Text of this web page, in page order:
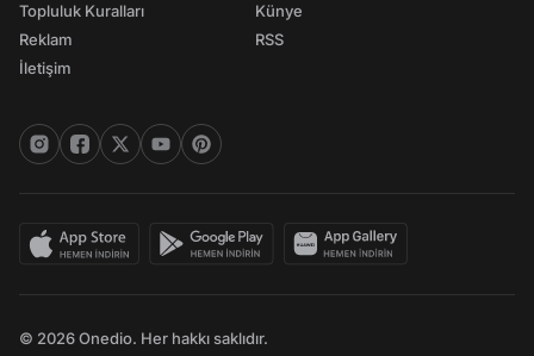
Topluluk Kuralları
Reklam
İletişim
Künye
RSS
© 2026 Onedio. Her hakkı saklıdır.